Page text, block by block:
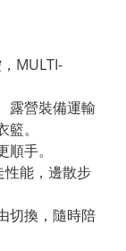
MULTI-
露營裝備運輸
。
手。
性能，邊散步
切換，隨時陪